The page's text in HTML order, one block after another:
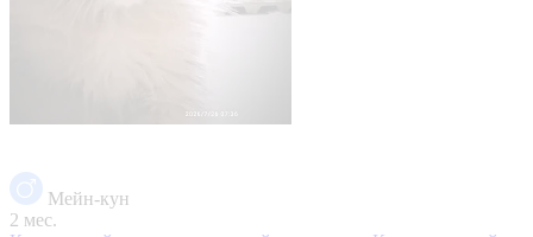
Мейн-кун
2 мес.